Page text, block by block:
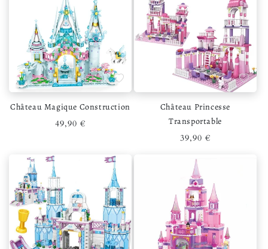
Ajouter à la liste de souhaits
Château Magique Construction
Prix habituel
49,90 €
Ajouter
Château Princesse
Transportable
Prix habituel
39,90 €